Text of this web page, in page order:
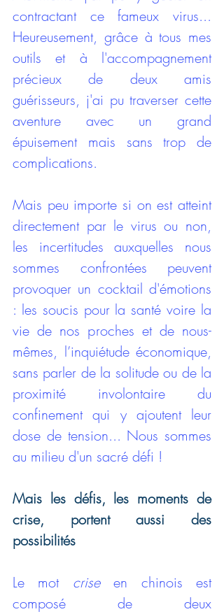
contractant ce fameux virus...
Heureusement, grâce à tous mes
outils et à l'accompagnement
précieux de deux amis
guérisseurs, j'ai pu traverser cette
aventure avec un grand
épuisement mais sans trop de
complications.
Mais peu importe si on est atteint
directement par le virus ou non,
les incertitudes auxquelles nous
sommes confrontées peuvent
provoquer un cocktail d'émotions
: les soucis pour la santé voire la
vie de nos proches et de nous-
mêmes, l’inquiétude économique,
sans parler de la solitude ou de la
proximité involontaire du
confinement qui y ajoutent leur
dose de tension... Nous sommes
au milieu d'un sacré défi !
Mais les défis, les moments de
crise, portent aussi des
possibilités
Le mot crise en chinois est
composé de deux